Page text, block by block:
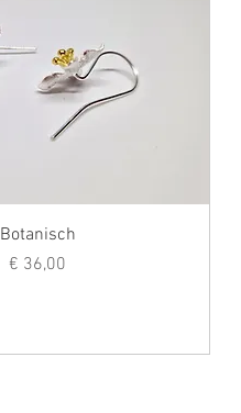
Botanisch
Prijs
€ 36,00